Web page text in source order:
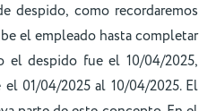
despido, como recordaremos
el empleado hasta completar
el despido fue el 10/04/2025,
01/04/2025 al 10/04/2025. El